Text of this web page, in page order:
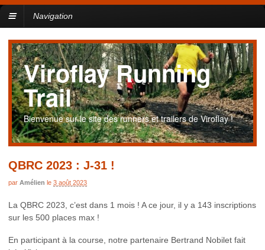
Navigation
Viroflay Running
Trail
Bienvenue sur le site des runners et trailers de Viroflay !
QBRC 2023 : J-31 !
par Amélien le 3 août 2023
La QBRC 2023, c’est dans 1 mois ! A ce jour, il y a 143 inscriptions
sur les 500 places max !
En participant à la course, notre partenaire Bertrand Nobilet fait